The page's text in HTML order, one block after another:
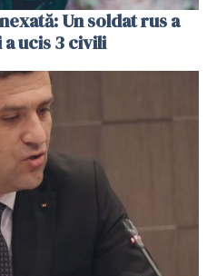
Un soldat rus a
ucis 3 civili